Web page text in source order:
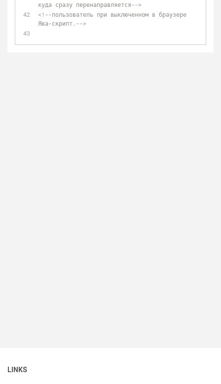
куда сразу перенаправляется-->
<!--пользователь при выключенном в браузере
Ява-скрипт.-->
LINKS